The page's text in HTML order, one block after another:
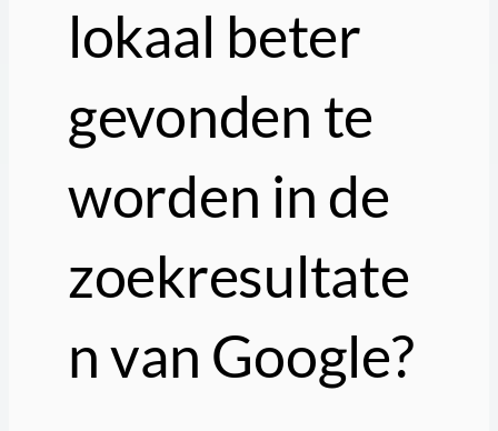
lokaal beter
gevonden te
worden in de
zoekresultate
n van Google?